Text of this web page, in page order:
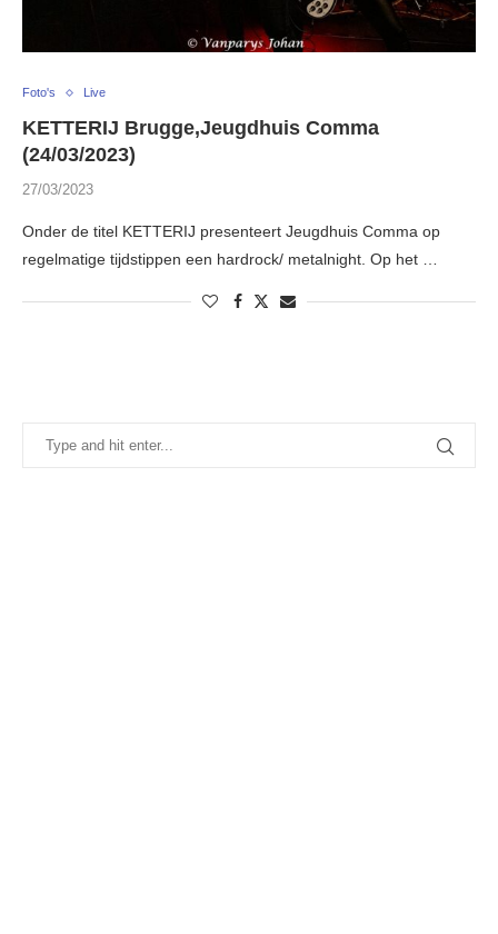
Foto's Live
KETTERIJ Brugge,Jeugdhuis Comma
(24/03/2023)
27/03/2023
Onder de titel KETTERIJ presenteert Jeugdhuis Comma op
regelmatige tijdstippen een hardrock/ metalnight. Op het …